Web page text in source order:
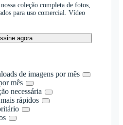
coleção completa de fotos,
para uso comercial. Vídeo
agora
de imagens por mês
mês
necessária
rápidos